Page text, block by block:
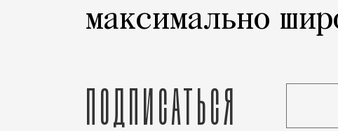
максимально
Подписаться